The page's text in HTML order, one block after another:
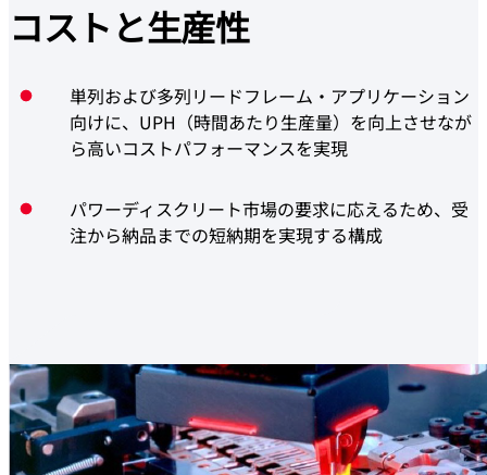
コストと生産性
単列および多列リードフレーム・アプリケーション
向けに、UPH（時間あたり生産量）を向上させなが
ら高いコストパフォーマンスを実現
パワーディスクリート市場の要求に応えるため、受
注から納品までの短納期を実現する構成